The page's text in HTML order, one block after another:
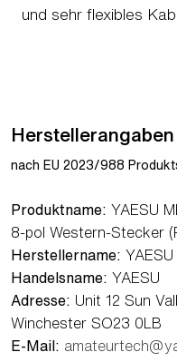
und sehr flexibles
Herstellerangaben
nach EU 2023/988
Produktname: YAESU
8-pol Western-Stecker
Herstellername: YAESU
Handelsname: YAESU
Adresse: Unit 12 Sun
Winchester SO23 0LB
E-Mail: